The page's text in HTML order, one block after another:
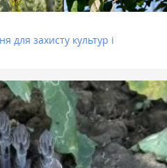
для захисту культур і